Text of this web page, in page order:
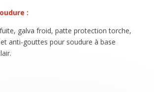
:
galva froid, patte protection torche,
anti-gouttes pour soudure à base